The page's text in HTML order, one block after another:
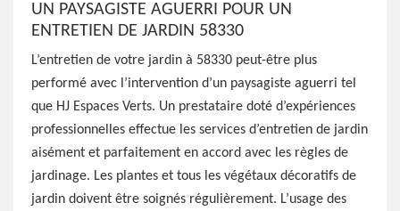
UN PAYSAGISTE AGUERRI POUR UN
ENTRETIEN DE JARDIN 58330
L’entretien de votre jardin à 58330 peut-être plus
performé avec l’intervention d’un paysagiste aguerri tel
que HJ Espaces Verts. Un prestataire doté d’expériences
professionnelles effectue les services d’entretien de jardin
aisément et parfaitement en accord avec les règles de
jardinage. Les plantes et tous les végétaux décoratifs de
jardin doivent être soignés régulièrement. L’usage des